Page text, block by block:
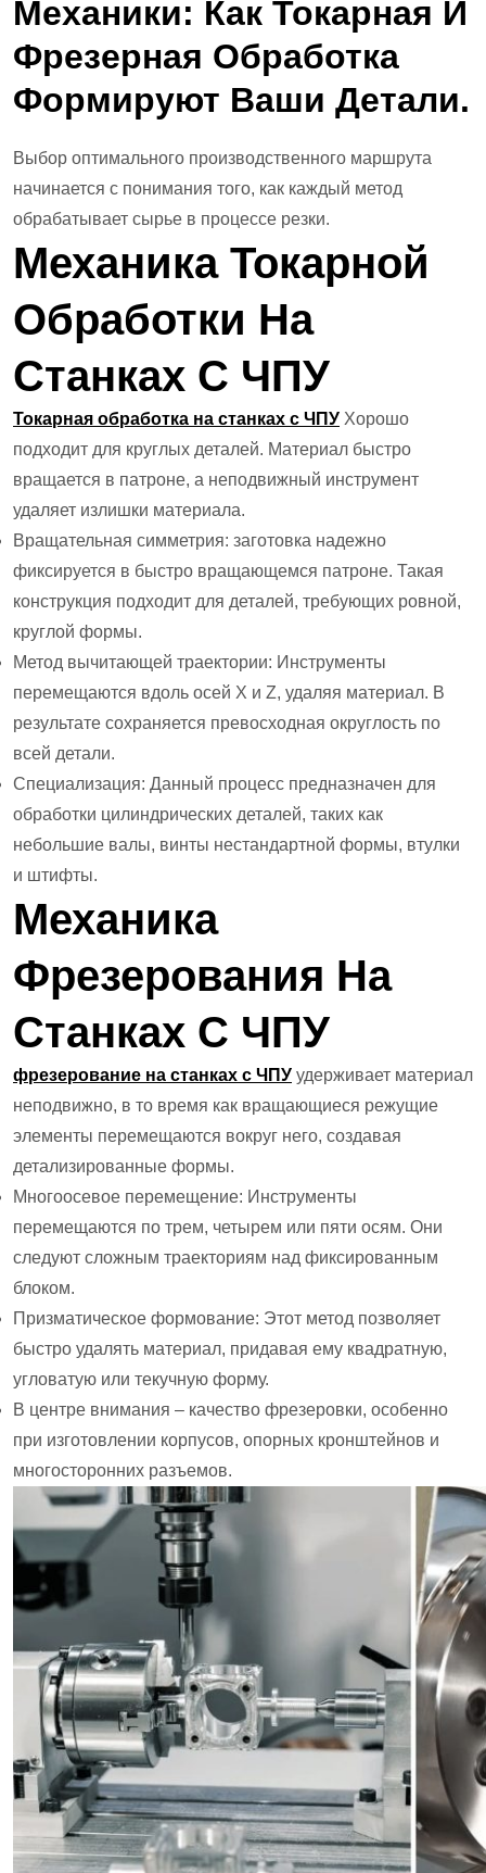
Механики: Как Токарная И
Фрезерная Обработка
Формируют Ваши Детали.
Выбор оптимального производственного маршрута
начинается с понимания того, как каждый метод
обрабатывает сырье в процессе резки.
Механика Токарной
Обработки На
Станках С ЧПУ
Токарная обработка на станках с ЧПУ Хорошо
подходит для круглых деталей. Материал быстро
вращается в патроне, а неподвижный инструмент
удаляет излишки материала.
Вращательная симметрия: заготовка надежно
фиксируется в быстро вращающемся патроне. Такая
конструкция подходит для деталей, требующих ровной,
круглой формы.
Метод вычитающей траектории: Инструменты
перемещаются вдоль осей X и Z, удаляя материал. В
результате сохраняется превосходная округлость по
всей детали.
Специализация: Данный процесс предназначен для
обработки цилиндрических деталей, таких как
небольшие валы, винты нестандартной формы, втулки
и штифты.
Механика
Фрезерования На
Станках С ЧПУ
фрезерование на станках с ЧПУ удерживает материал
неподвижно, в то время как вращающиеся режущие
элементы перемещаются вокруг него, создавая
детализированные формы.
Многоосевое перемещение: Инструменты
перемещаются по трем, четырем или пяти осям. Они
следуют сложным траекториям над фиксированным
блоком.
Призматическое формование: Этот метод позволяет
быстро удалять материал, придавая ему квадратную,
угловатую или текучную форму.
В центре внимания – качество фрезеровки, особенно
при изготовлении корпусов, опорных кронштейнов и
многосторонних разъемов.